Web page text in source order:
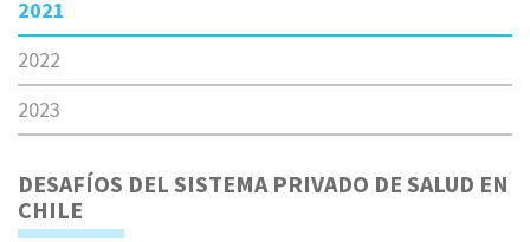
2021
2022
2023
DESAFÍOS DEL SISTEMA PRIVADO DE SALUD EN
CHILE